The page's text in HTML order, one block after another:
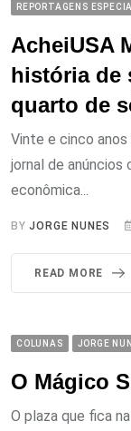
REPORTAGENS
AcheiUSA
história de
quarto de
Vinte e cinco
jornal de anúncios
econômica...
BYJORGE NUNES
READ MORE
COLUNAS JORGE
O Mágico
O plaza que fica